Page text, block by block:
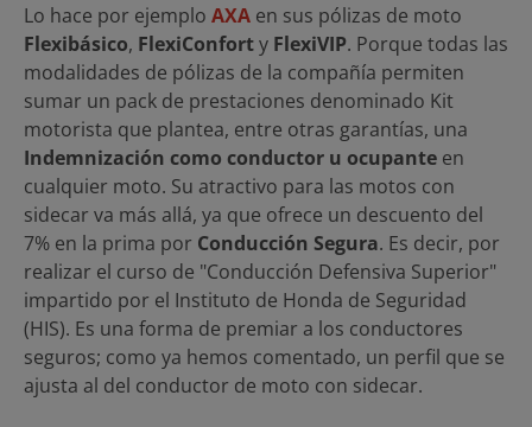
Lo hace por ejemplo AXA en sus pólizas de moto
Flexibásico, FlexiConforty FlexiVIP. Porque todas las
modalidades de pólizas de la compañía permiten
sumar un pack de prestaciones denominado Kit
motorista que plantea, entre otras garantías, una
Indemnización como conductor u ocupante en
cualquier moto. Su atractivo para las motos con
sidecar va más allá, ya que ofrece un descuento del
7% en la prima por Conducción Segura. Es decir, por
realizar el curso de "Conducción Defensiva Superior"
impartido por el Instituto de Honda de Seguridad
(HIS). Es una forma de premiar a los conductores
seguros; como ya hemos comentado, un perfil que se
ajusta al del conductor de moto con sidecar.